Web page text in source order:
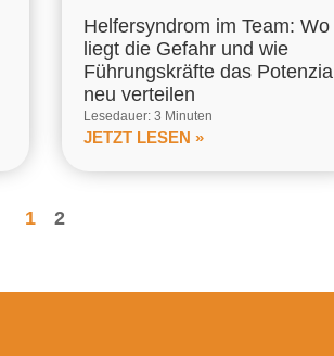
Helfersyndrom im Team: Wo
liegt die Gefahr und wie
Führungskräfte das Potenzial
neu verteilen
Lesedauer: 3 Minuten
JETZT LESEN »
1 2